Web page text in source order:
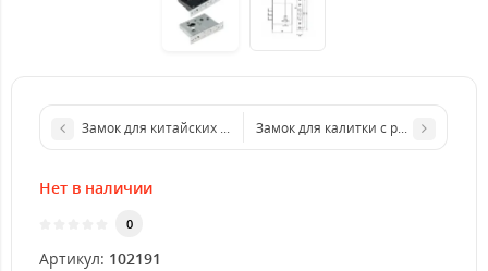
Замок для китайских дверей АЛЛЮР ЗВ1-07-С ( сувальдный 4
Замок для калитки с ручкой Арико
Нет в наличии
0
Артикул: 102191